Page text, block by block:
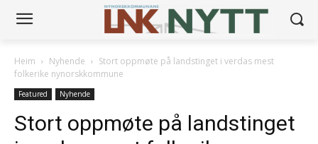
Heim Nyhende
Stort oppmøte på landstinget i verdas mest
folkerike nynorskkommune
Featured Nyhende
Stort oppmøte på landstinget